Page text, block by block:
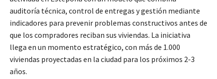
auditoría técnica, control de entregas y gestión mediante
indicadores para prevenir problemas constructivos antes de
que los compradores reciban sus viviendas. La iniciativa
llega en un momento estratégico, con más de 1.000
viviendas proyectadas en la ciudad para los próximos 2-3
años.